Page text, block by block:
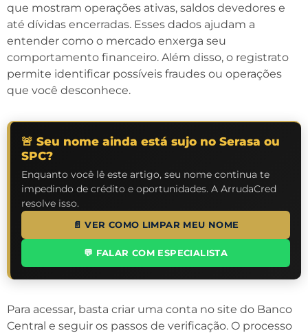
que mostram operações ativas, saldos devedores e
até dívidas encerradas. Esses dados ajudam a
entender como o mercado enxerga seu
comportamento financeiro. Além disso, o registrato
permite identificar possíveis fraudes ou operações
que você desconhece.
🚨 Seu nome ainda está sujo no Serasa ou
SPC?
Enquanto você lê este artigo, seu nome continua te
impedindo de crédito e oportunidades. A ArrudaCred
resolve isso.
📄 VER COMO LIMPAR MEU NOME
💬 FALAR COM ESPECIALISTA
Para acessar, basta criar uma conta no site do Banco
Central e seguir os passos de verificação. O processo